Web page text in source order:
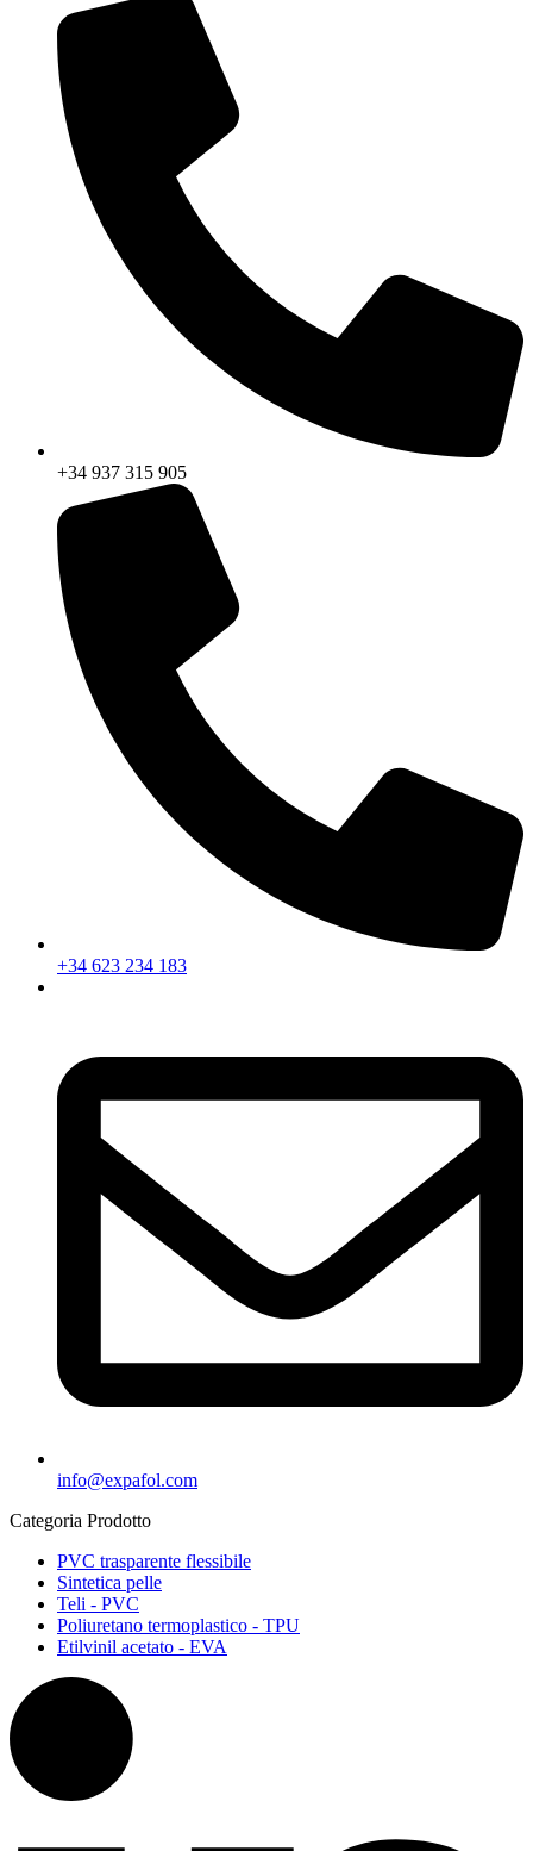
+34 937 315 905
+34 623 234 183
info@expafol.com
Categoria Prodotto
PVC trasparente flessibile
Sintetica pelle
Teli - PVC
Poliuretano termoplastico - TPU
Etilvinil acetato - EVA